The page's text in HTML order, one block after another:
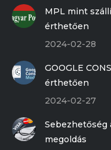
in
new
MPL mint
érthetően
2024-02-28
GOOGLE
érthetően
2024-02-27
Sebezhetőség
megoldás